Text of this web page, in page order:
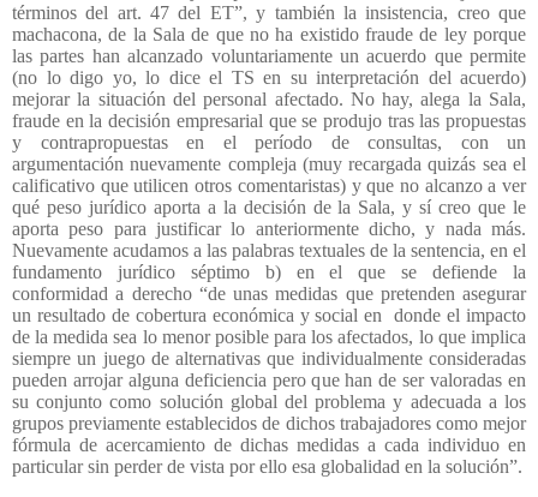
términos del art. 47 del ET”, y también la insistencia, creo que
machacona, de la Sala de que no ha existido fraude de ley porque
las partes han alcanzado voluntariamente un acuerdo que permite
(no lo digo yo, lo dice el TS en su interpretación del acuerdo)
mejorar la situación del personal afectado. No hay, alega la Sala,
fraude en la decisión empresarial que se produjo tras las propuestas
y contrapropuestas en el período de consultas, con un
argumentación nuevamente compleja (muy recargada quizás sea el
calificativo que utilicen otros comentaristas) y que no alcanzo a ver
qué peso jurídico aporta a la decisión de la Sala, y sí creo que le
aporta peso para justificar lo anteriormente dicho, y nada más.
Nuevamente acudamos a las palabras textuales de la sentencia, en el
fundamento jurídico séptimo b) en el que se defiende la
conformidad a derecho “de unas medidas que pretenden asegurar
un resultado de cobertura económica y social en
donde el impacto
de la medida sea lo menor posible para los afectados, lo que implica
siempre un juego de alternativas que individualmente consideradas
pueden arrojar alguna deficiencia pero que han de ser valoradas en
su conjunto como solución global del problema y adecuada a los
grupos previamente establecidos de dichos trabajadores como mejor
fórmula de acercamiento de dichas medidas a cada individuo en
particular sin perder de vista por ello esa globalidad en la solución”.